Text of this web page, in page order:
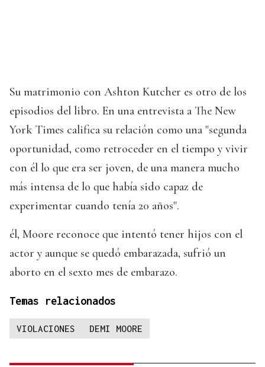
Su matrimonio con Ashton Kutcher es otro de los
episodios del libro. En una entrevista a The New
York Times califica su relación como una "segunda
oportunidad, como retroceder en el tiempo y vivir
con él lo que era ser joven, de una manera mucho
más intensa de lo que había sido capaz de
experimentar cuando tenía 20 años".
él, Moore reconoce que intentó tener hijos con el
actor y aunque se quedó embarazada, sufrió un
aborto en el sexto mes de embarazo.
Temas relacionados
VIOLACIONES DEMI MOORE